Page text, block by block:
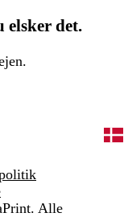
elsker det.
Alle